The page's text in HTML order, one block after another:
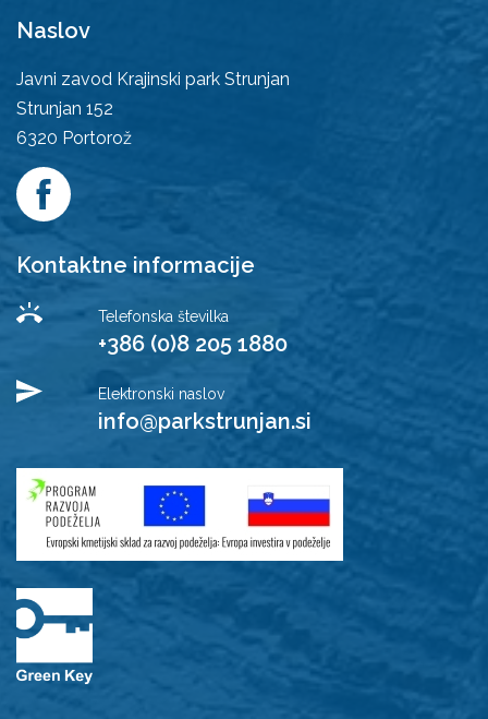
Naslov
Javni zavod Krajinski park Strunjan
Strunjan 152
6320 Portorož
Kontaktne informacije
Telefonska številka
+386 (0)8 205 1880
Elektronski naslov
info@parkstrunjan.si